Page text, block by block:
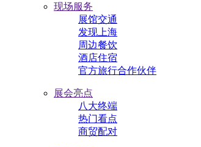
现场服务
展馆交通
发现上海
周边餐饮
酒店住宿
官方旅行合作伙伴
展会亮点
八大终端
热门看点
商贸配对